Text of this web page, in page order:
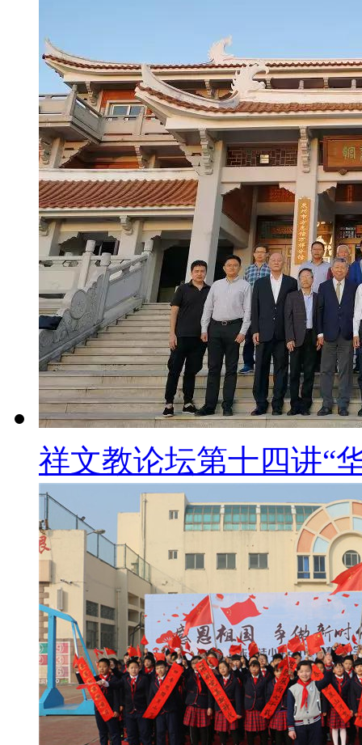
祥文教论坛第十四讲“